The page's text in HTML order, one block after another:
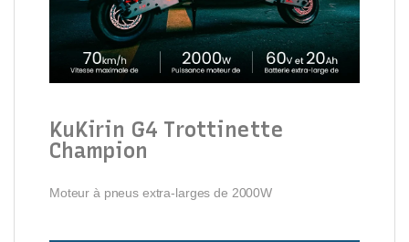
KuKirin G4 Trottinette
Champion
Moteur à pneus extra-larges de 2000W